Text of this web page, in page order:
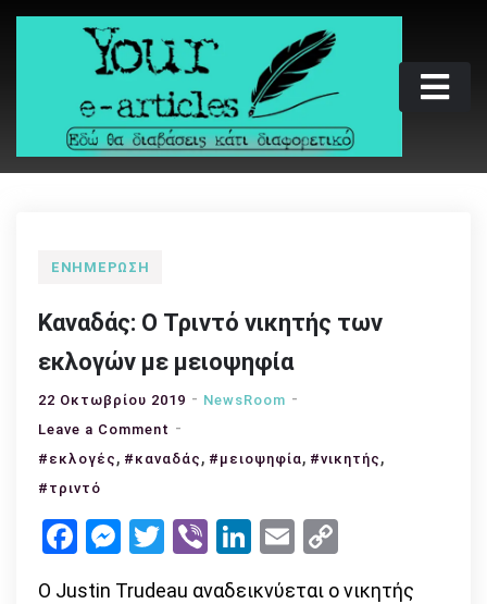
Skip
Your e-articles
Εδώ θα διαβάσεις κάτι διαφορετικό
ΕΝΗΜΈΡΩΣΗ
Καναδάς: Ο Τριντό νικητής των
εκλογών με μειοψηφία
22 Οκτωβρίου 2019
NewsRoom
Leave a Comment on
Καναδάς:
νικητής
εκλογών
#εκλογές , #καναδάς , #μειοψηφία, #νικητής ,
#τριντό
Facebook
Messenger
Twitter
ViberLinkedIn
Email
Link
Ο Justin Trudeau αναδεικνύεται ο νικητής